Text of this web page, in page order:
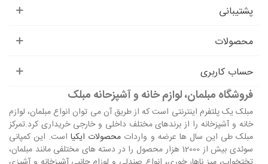
پشتیبانی
محصولات
حساب کاربری
فروشگاه مبلمان، لوازم خانه و آشپزحانه مبلک
مبلک یک پلتفرم اینترنتی است که از طریق آن می توان انواع مبلمان، لوازم
خانه و آشپزخانه را از برندهای مختلف داخلی و خارجی خریداری کرد.تمرکز
مبلک طی این سال ها عرضه و واردات محصولات ایکیااست. این کمپانی
سوئدی بیش از 12000 هزار محصول را در دسته های مختلفی مانند مبلمان،